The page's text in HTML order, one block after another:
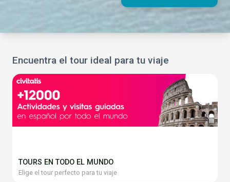
Encuentra el tour ideal para tu viaje
TOURS EN TODO EL MUNDO
Elige el tour perfecto para tu viaje